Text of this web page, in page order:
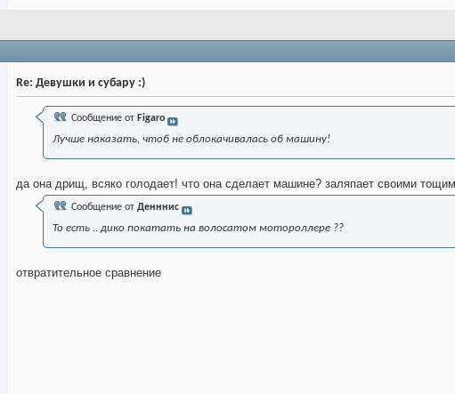
Re: Девушки и субару :)
Сообщение от Figaro
Лучше наказать, чтоб не облокачивалась об машину!
да она дрищ, всяко голодает! что она сделает машине? заляпает своими
Сообщение от Денннис
То есть .. дико покатать на волосатом мотороллере ??
отвратительное сравнение